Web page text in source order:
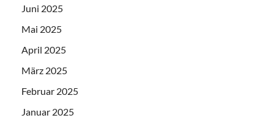
Juni 2025
Mai 2025
April 2025
März 2025
Februar 2025
Januar 2025